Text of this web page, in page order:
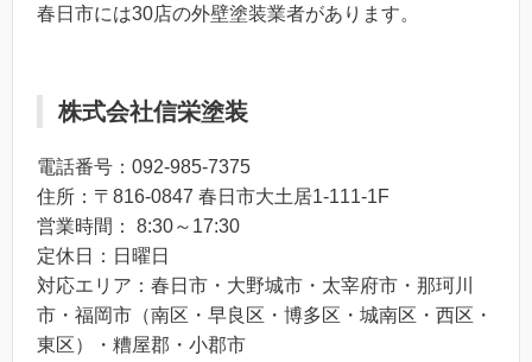
春日市には30店の外壁塗装業者があります。
株式会社信栄塗装
電話番号：092-985-7375
住所：〒816-0847 春日市大土居1-111-1F
営業時間： 8:30～17:30
定休日：日曜日
対応エリア：春日市・大野城市・太宰府市・那珂川
市・福岡市（南区・早良区・博多区・城南区・西区・
東区）・糟屋郡・小郡市